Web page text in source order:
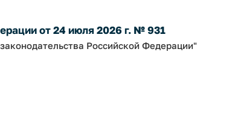
от 24 июля 2026 г. № 931
Российской Федерации"